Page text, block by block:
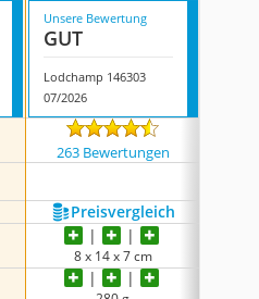
Unsere Bewertung
GUT
Lodchamp 146303
07/2026
263 Bewertungen
Preis­vergleich
8 x 14 x 7 cm